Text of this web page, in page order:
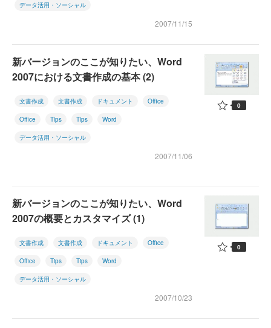
データ活用・ソーシャル
2007/11/15
新バージョンのここが知りたい、Word
2007における文書作成の基本 (2)
文書作成 文書作成 ドキュメント Office
Office Tips Tips Word
データ活用・ソーシャル
2007/11/06
0
新バージョンのここが知りたい、Word
2007の概要とカスタマイズ (1)
文書作成 文書作成 ドキュメント Office
Office Tips Tips Word
データ活用・ソーシャル
2007/10/23
0